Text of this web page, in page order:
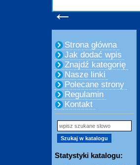
←
Strona główna
Jak dodać wpis
Znajdź kategorię
Nasze linki
Polecane strony
Regulamin
Kontakt
Statystyki katalogu: